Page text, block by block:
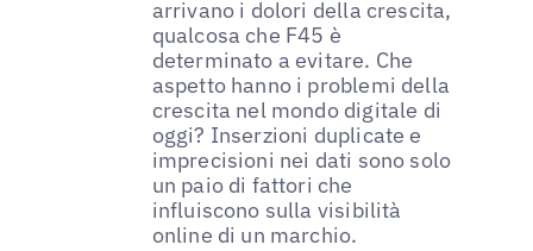
arrivano i dolori della crescita,
qualcosa che F45 è
determinato a evitare. Che
aspetto hanno i problemi della
crescita nel mondo digitale di
oggi? Inserzioni duplicate e
imprecisioni nei dati sono solo
un paio di fattori che
influiscono sulla visibilità
online di un marchio.